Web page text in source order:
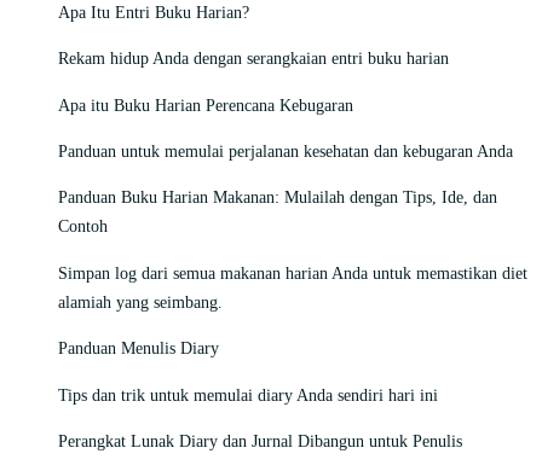
Apa Itu Entri Buku Harian?
Rekam hidup Anda dengan serangkaian entri buku harian
Apa itu Buku Harian Perencana Kebugaran
Panduan untuk memulai perjalanan kesehatan dan kebugaran Anda
Panduan Buku Harian Makanan: Mulailah dengan Tips, Ide, dan
Contoh
Simpan log dari semua makanan harian Anda untuk memastikan diet
alamiah yang seimbang.
Panduan Menulis Diary
Tips dan trik untuk memulai diary Anda sendiri hari ini
Perangkat Lunak Diary dan Jurnal Dibangun untuk Penulis